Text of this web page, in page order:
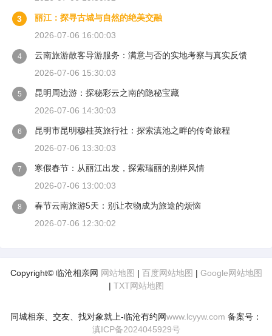
3
丽江：探寻古城与自然的绝美交融
2026-07-06 16:00:03
4
云南旅游散客导游服务：满意与否的实地考察与真实反馈
2026-07-06 15:30:03
5
昆明周边游：探秘彩云之南的隐秘宝藏
2026-07-06 14:30:03
6
昆明市昆明穆桂英旅行社：探索滇池之畔的传奇旅程
2026-07-06 13:30:03
7
寒假春节：从丽江出发，探索瑞丽的别样风情
2026-07-06 13:00:03
8
春节云南旅游5天：别让衣物成为旅途的烦恼
2026-07-06 12:30:02
Copyright© 临沧相亲网 网站地图 | 百度网站地图 | Google网站地图
| TXT网站地图
同城相亲、交友、找对象就上-临沧有约网www.lcyyw.com 备案号：
滇ICP备2024045929号